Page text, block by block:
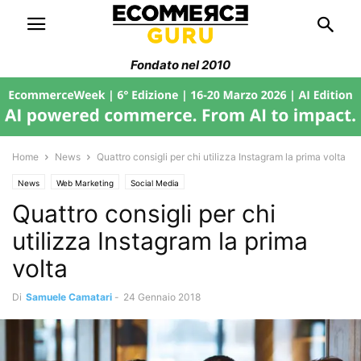
Fondato nel 2010
Home News Quattro consigli per chi utilizza Instagram la prima volta
News Web Marketing Social Media
Quattro consigli per chi
utilizza Instagram la prima
volta
Di Samuele Camatari - 24 Gennaio 2018